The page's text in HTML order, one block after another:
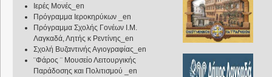
Ιερές Μονές_en
Πρόγραμμα Ιεροκηρύκων _en
Πρόγραμμα Σχολής Γονέων Ι.Μ.
Λαγκαδά, Λητής κ Ρεντίνης_en
Σχολή Βυζαντινής Αγιογραφίας_en
¨Φάρος ¨ Μουσείο Λειτουργικής
Παράδοσης και Πολιτισμού _en